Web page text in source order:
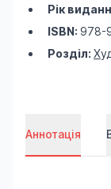
Рік
ISBN: 978-
Розділ:
Аннотація